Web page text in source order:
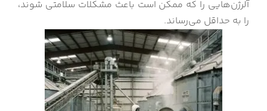
آلرژن‌هایی را که ممکن است باعث مشکلات سلامتی شوند،
را به حداقل می‌رساند.